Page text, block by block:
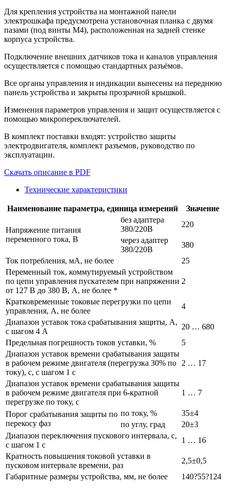
Для крепления устройства на монтажной панели
электрошкафа предусмотрена установочная планка с двумя
пазами (под винты М4), расположенная на задней стенке
корпуса устройства.
Подключение внешних датчиков тока и каналов управления
осуществляется с помощью стандартных разъёмов.
Все органы управления и индикации вынесены на переднюю
панель устройства и закрыты прозрачной крышкой.
Изменения параметров управления и защит осуществляется с
помощью микропереключателей.
В комплект поставки входят: устройство защиты
электродвигателя, комплект разъемов, руководство по
эксплуатации.
Скачать описание в PDF
Технические характеристики
Наименование параметра, единица измерений Значение
Напряжение питания
переменного тока, В
без адаптера
380/220В
220
через адаптер
380/220В
380
Ток потребления, мА, не более
25
Переменный ток, коммутируемый устройством
по цепи управления пускателем при напряжении
от 127 В до 380 В, А, не более *
2
Кратковременные токовые перегрузки по цепи
управления, А, не более
4
Диапазон уставок тока срабатывания защиты, А,
с шагом 4 А
20 … 680
Предельная погрешность токов уставки, %
5
Диапазон уставок времени срабатывания защиты
в рабочем режиме двигателя (перегрузка 30% по
току), с, с шагом 1 с
2 … 17
Диапазон уставок времени срабатывания защиты
в рабочем режиме двигателя при 6-кратной
перегрузке по току, с
1 … 7
Порог срабатывания защиты по
перекосу фаз
по току, %
35±4
по углу, град
20±3
Диапазон переключения пускового интервала, с,
с шагом 1 с
1 … 16
Кратность повышения токовой уставки в
пусковом интервале времени, раз
2,5±0,5
Габаритные размеры устройства, мм, не более
140?55?124